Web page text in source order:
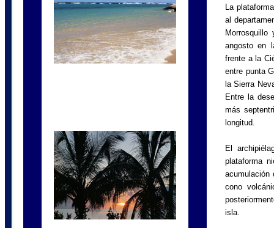
La
al
angosto en
frente a la
entre punta
la Sierra
Entre la
más
longitud.
El
plataforma
acumulación
cono
isla.